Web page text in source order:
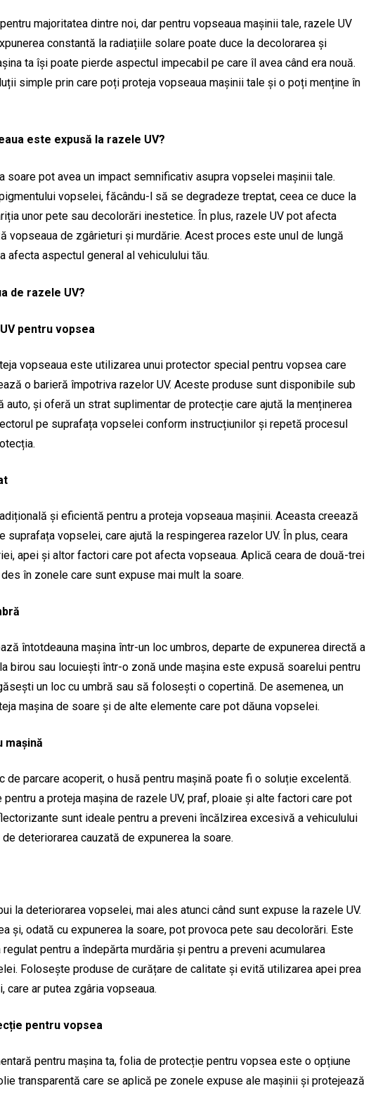
majoritatea dintre noi, dar pentru vopseaua mașinii tale, razele UV
constantă la radiațiile solare poate duce la decolorarea și
ta își poate pierde aspectul impecabil pe care îl avea când era nouă.
simple prin care poți proteja vopseaua mașinii tale și o poți menține în
este expusă la razele UV?
soare pot avea un impact semnificativ asupra vopselei mașinii tale.
vopselei, făcându-l să se degradeze treptat, ceea ce duce la
unor pete sau decolorări inestetice. În plus, razele UV pot afecta
vopseaua de zgârieturi și murdărie. Acest proces este unul de lungă
afecta aspectul general al vehiculului tău.
de razele UV?
pentru vopsea
vopseaua este utilizarea unui protector special pentru vopsea care
o barieră împotriva razelor UV. Aceste produse sunt disponibile sub
auto, și oferă un strat suplimentar de protecție care ajută la menținerea
pe suprafața vopselei conform instrucțiunilor și repetă procesul
și eficientă pentru a proteja vopseaua mașinii. Aceasta creează
vopselei, care ajută la respingerea razelor UV. În plus, ceara
apei și altor factori care pot afecta vopseaua. Aplică ceara de două-trei
în zonele care sunt expuse mai mult la soare.
întotdeauna mașina într-un loc umbros, departe de expunerea directă a
birou sau locuiești într-o zonă unde mașina este expusă soarelui pentru
un loc cu umbră sau să folosești o copertină. De asemenea, un
mașina de soare și de alte elemente care pot dăuna vopselei.
mașină
de parcare acoperit, o husă pentru mașină poate fi o soluție excelentă.
a proteja mașina de razele UV, praf, ploaie și alte factori care pot
sunt ideale pentru a preveni încălzirea excesivă a vehiculului
deteriorarea cauzată de expunerea la soare.
la deteriorarea vopselei, mai ales atunci când sunt expuse la razele UV.
și, odată cu expunerea la soare, pot provoca pete sau decolorări. Este
pentru a îndepărta murdăria și pentru a preveni acumularea
Folosește produse de curățare de calitate și evită utilizarea apei prea
care ar putea zgâria vopseaua.
pentru vopsea
pentru mașina ta, folia de protecție pentru vopsea este o opțiune
transparentă care se aplică pe zonele expuse ale mașinii și protejează